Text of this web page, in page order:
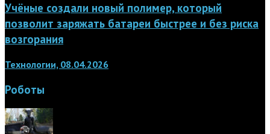
Учёные создали новый полимер, который
позволит заряжать батареи быстрее и без риска
возгорания
Технологии, 08.04.2026
Роботы